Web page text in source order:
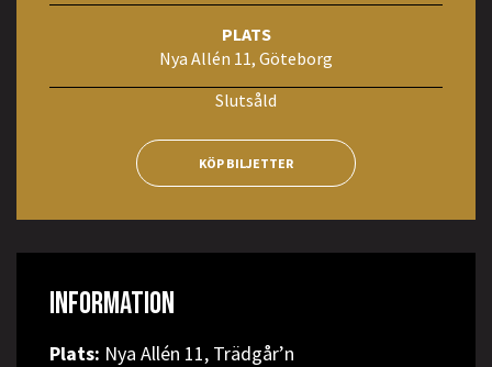
PLATS
Nya Allén 11, Göteborg
Slutsåld
KÖP BILJETTER
INFORMATION
Plats: Nya Allén 11, Trädgår’n